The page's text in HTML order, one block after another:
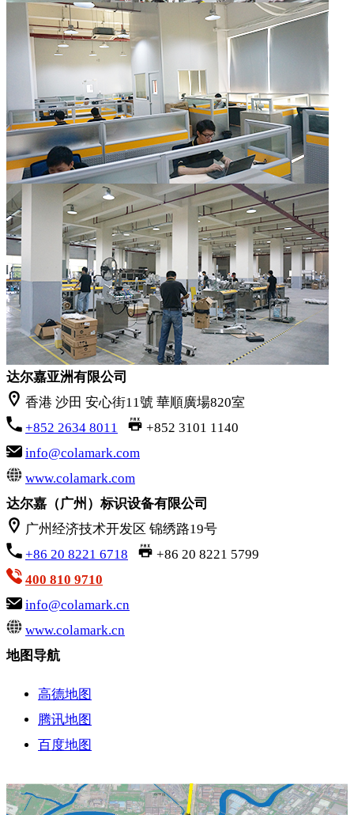
达尔嘉亚洲有限公司
香港 沙田 安心街11號 華順廣場820室
+852 2634 8011
+852 3101 1140
info@colamark.com
www.colamark.com
达尔嘉（广州）标识设备有限公司
广州经济技术开发区 锦绣路19号
+86 20 8221 6718
+86 20 8221 5799
400 810 9710
info@colamark.cn
www.colamark.cn
地图导航
高德地图
腾讯地图
百度地图